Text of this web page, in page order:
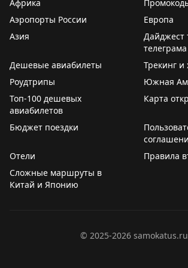
для подтверждения. Если вас всё же
отель должен предоставить сравнимый
другом отеле и оплатить
сети (Hyatt, IHG, Marriott, Hilton) имеют
политики компенсации, часто более
членов программ лояльности. При
проблемы вежливо, но настойчиво
политику отеля и требуйте
Африка
Аэропорты России
Европа
Азия
Дайджест
телеграма
Дешевые авиабилеты
Трекинг и
Роудтрипы
Южная
Топ-100 дешевых
авиабилетов
Карта
Бюджет поездки
Отели
Правила
Сложные маршруты в
Китай и Японию
© 2025-2026 samokatus.ru